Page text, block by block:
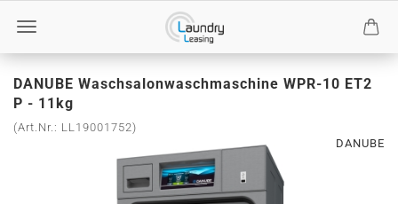
DANUBE Waschsalonwaschmaschine WPR-10 ET2
P - 11kg
(Art.Nr.: LL19001752)
DANUBE